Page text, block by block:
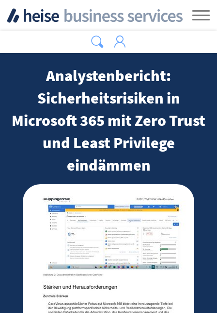
Analystenbericht:
Sicherheitsrisiken in
Microsoft 365 mit Zero Trust
und Least Privilege
eindämmen